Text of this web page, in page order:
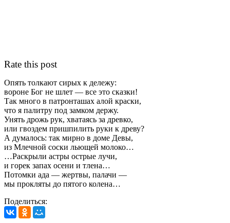
Rate this post
Опять толкают сирых к дележу:
вороне Бог не шлет — все это сказки!
Так много в патронташах алой краски,
что я палитру под замком держу.
Унять дрожь рук, хватаясь за древко,
или гвоздем пришпилить руки к древу?
А думалось: так мирно в доме Девы,
из Млечной соски льющей молоко…
…Раскрыли астры острые лучи,
и горек запах осени и тлена…
Потомки ада — жертвы, палачи —
мы прокляты до пятого колена…
Поделиться: